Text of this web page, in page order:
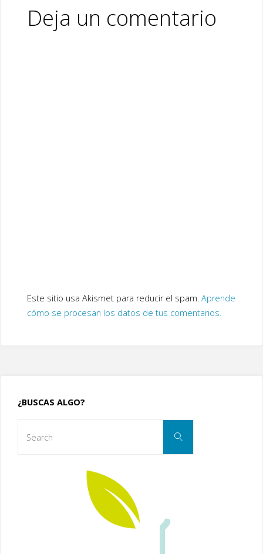
Deja un comentario
Este sitio usa Akismet para reducir el spam. Aprende
cómo se procesan los datos de tus comentarios.
¿BUSCAS ALGO?
Search